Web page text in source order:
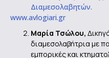
Διαμεσολαβητών.
www.avlogiari.gr
Mαρία Τσώλου,
διαμεσολαβήτρια με
εμπορικές και